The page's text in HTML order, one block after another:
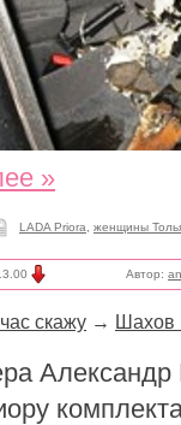
»
LADA Priora женщины
Автор:
скажу → Шахов